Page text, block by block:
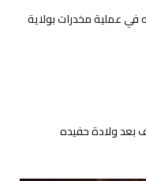
عملية مخدرات بولاية
بعد ولادة حفيده